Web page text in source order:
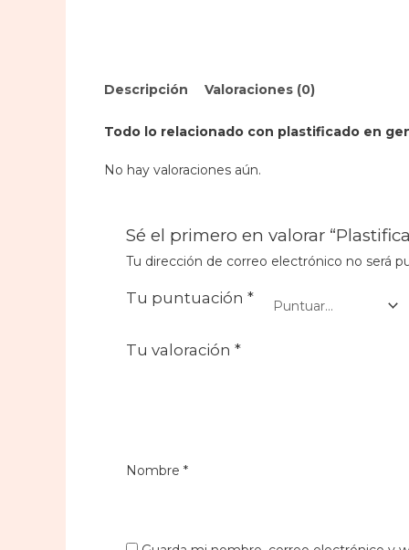
Descripción Valoraciones (0)
Todo lo relacionado con plastificado en
No hay valoraciones aún.
Sé el primero en valorar
Tu dirección de correo electrónico no será
Tu puntuación*
Tu valoración*
Nombre*